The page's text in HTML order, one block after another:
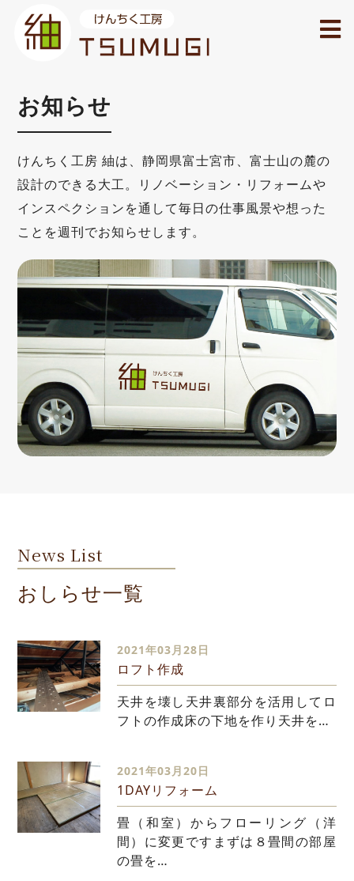
お知らせ
けんちく工房 紬は、静岡県富士宮市、富士山の麓の
設計のできる大工。リノベーション・リフォームや
インスペクションを通して毎日の仕事風景や想った
ことを週刊でお知らせします。
News List
おしらせ一覧
2021年03月28日
ロフト作成
天井を壊し天井裏部分を活用してロ
フトの作成床の下地を作り天井を…
2021年03月20日
1DAYリフォーム
畳（和室）からフローリング（洋
間）に変更ですまずは８畳間の部屋
の畳を…